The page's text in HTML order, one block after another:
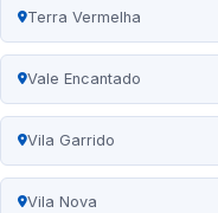
Terra Vermelha
Vale Encantado
Vila Garrido
Vila Nova